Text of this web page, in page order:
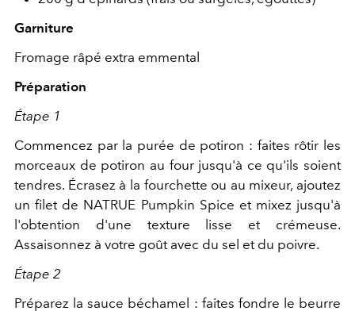
Garniture
Fromage râpé extra emmental
Préparation
Étape 1
Commencez par la purée de potiron : faites rôtir les
morceaux de potiron au four jusqu'à ce qu'ils soient
tendres. Écrasez à la fourchette ou au mixeur, ajoutez
un filet de NATRUE Pumpkin Spice et mixez jusqu'à
l'obtention d'une texture lisse et crémeuse.
Assaisonnez à votre goût avec du sel et du poivre.
Étape 2
Préparez la sauce béchamel : faites fondre le beurre